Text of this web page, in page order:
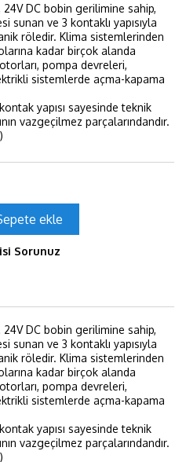
24V DC bobin gerilimine sahip,
sunan ve 3 kontaklı yapısıyla
röledir. Klima sistemlerinden
kadar birçok alanda
pompa devreleri,
sistemlerde açma-kapama
yapısı sayesinde teknik
vazgeçilmez parçalarındandır.
ekle
Sorunuz
24V DC bobin gerilimine sahip,
sunan ve 3 kontaklı yapısıyla
röledir. Klima sistemlerinden
kadar birçok alanda
pompa devreleri,
sistemlerde açma-kapama
yapısı sayesinde teknik
vazgeçilmez parçalarındandır.